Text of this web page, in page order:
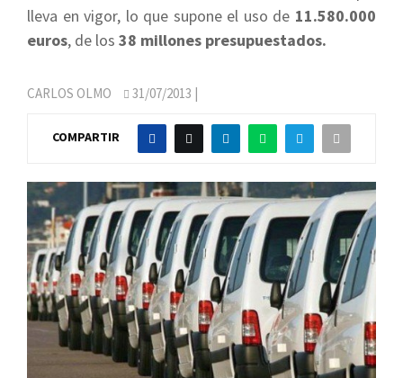
lleva en vigor, lo que supone el uso de 11.580.000
euros, de los 38 millones presupuestados.
CARLOS OLMO 31/07/2013 |
COMPARTIR